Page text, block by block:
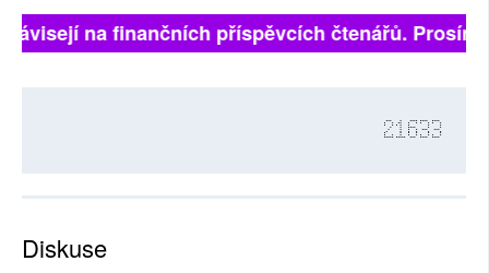
na finančních příspěvcích čtenářů. Prosíme,
21633
Diskuse